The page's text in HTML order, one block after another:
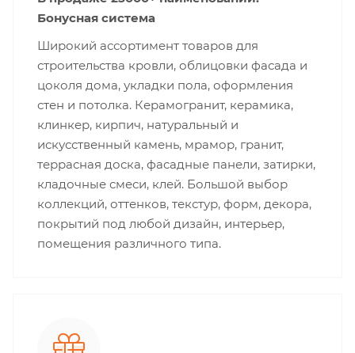
Бонусная система
Широкий ассортимент товаров для
строительства кровли, облицовки фасада и
цоколя дома, укладки пола, оформления
стен и потолка. Керамогранит, керамика,
клинкер, кирпич, натуральный и
искусственный камень, мрамор, гранит,
террасная доска, фасадные панели, затирки,
кладочные смеси, клей. Большой выбор
коллекций, оттенков, текстур, форм, декора,
покрытий под любой дизайн, интерьер,
помещения различного типа.